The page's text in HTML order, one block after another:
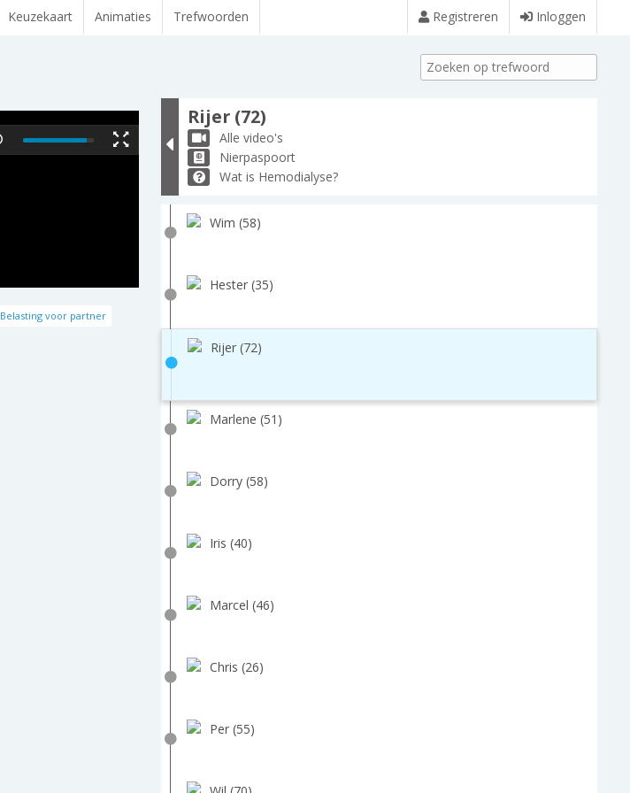
Keuzekaart Animaties Trefwoorden Registreren Inloggen
Belasting voor partner
Rijer (72)
Alle video's
Nierpaspoort
Wat is Hemodialyse?
Wim (58)
Hester (35)
Rijer (72)
Marlene (51)
Dorry (58)
Iris (40)
Marcel (46)
Chris (26)
Per (55)